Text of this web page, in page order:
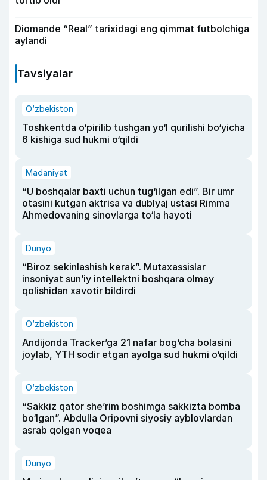
Diomande “Real” tarixidagi eng qimmat futbolchiga
aylandi
Tavsiyalar
O‘zbekiston
Toshkentda o‘pirilib tushgan yo‘l qurilishi bo‘yicha
6 kishiga sud hukmi o‘qildi
Madaniyat
“U boshqalar baxti uchun tug‘ilgan edi”. Bir umr
otasini kutgan aktrisa va dublyaj ustasi Rimma
Ahmedovaning sinovlarga to‘la hayoti
Dunyo
“Biroz sekinlashish kerak”. Mutaxassislar
insoniyat sun’iy intellektni boshqara olmay
qolishidan xavotir bildirdi
O‘zbekiston
Andijonda Tracker’ga 21 nafar bog‘cha bolasini
joylab, YTH sodir etgan ayolga sud hukmi o‘qildi
O‘zbekiston
“Sakkiz qator she’rim boshimga sakkizta bomba
bo‘lgan”. Abdulla Oripovni siyosiy ayblovlardan
asrab qolgan voqea
Dunyo